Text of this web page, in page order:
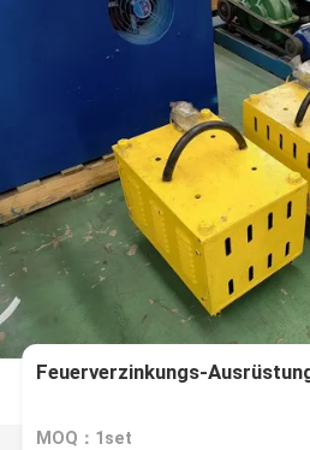
Feuerverzinkungs-
MOQ：1set